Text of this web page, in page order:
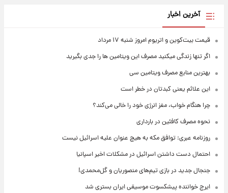
آخرین اخبار
قیمت بیت‌کوین و اتریوم امروز شنبه ۱۷ مرداد
اگر تنها زندگی میکنید مصرف این ویتامین ها را جدی بگیرید
بهترین منابع مصرف ویتامین سی
این علائم یعنی کبدتان در خطر است
چرا هنگام خواب، مغز انرژی خود را خالی می‌کند؟
نحوه مصرف کافئین در بارداری
روزنامه عبری: توافق مکه به هیچ عنوان علیه اسرائیل نیست
احتمال دست داشتن اسرائیل در مشکلات اخیر اسپانیا
جنجال جدید در بازی تیم‌های منصوریان و گل‌محمدی!
ایرج خواننده پیشکسوت موسیقی ایران بستری شد